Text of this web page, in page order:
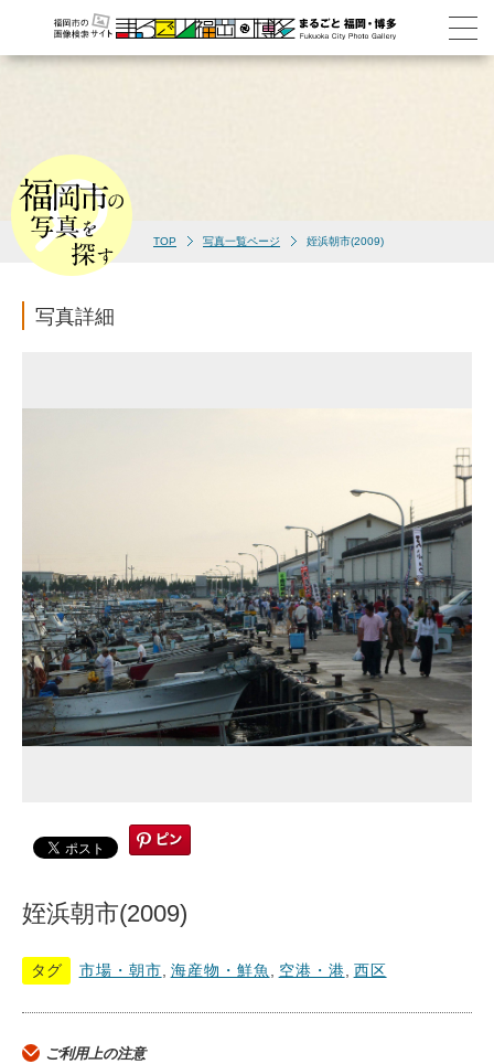
TOP 写真一覧ページ 姪浜朝市(2009)
写真詳細
姪浜朝市(2009)
タグ 市場・朝市 海産物・鮮魚 空港・港 西区
ご利用上の注意